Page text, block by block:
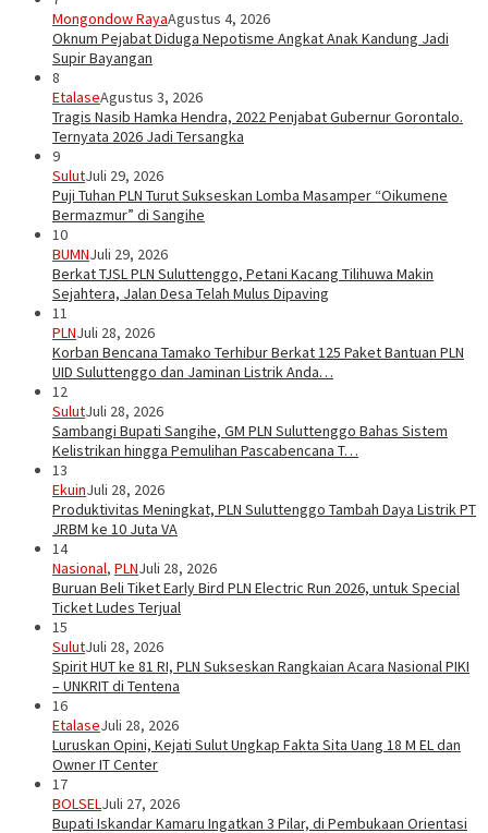
Mongondow RayaAgustus 4, 2026
Oknum Pejabat Diduga Nepotisme Angkat Anak Kandung Jadi
Supir Bayangan
8
EtalaseAgustus 3, 2026
Tragis Nasib Hamka Hendra, 2022 Penjabat Gubernur Gorontalo.
Ternyata 2026 Jadi Tersangka
9
SulutJuli 29, 2026
Puji Tuhan PLN Turut Sukseskan Lomba Masamper “Oikumene
Bermazmur” di Sangihe
10
BUMNJuli 29, 2026
Berkat TJSL PLN Suluttenggo, Petani Kacang Tilihuwa Makin
Sejahtera, Jalan Desa Telah Mulus Dipaving
11
PLNJuli 28, 2026
Korban Bencana Tamako Terhibur Berkat 125 Paket Bantuan PLN
UID Suluttenggo dan Jaminan Listrik Anda…
12
SulutJuli 28, 2026
Sambangi Bupati Sangihe, GM PLN Suluttenggo Bahas Sistem
Kelistrikan hingga Pemulihan Pascabencana T…
13
EkuinJuli 28, 2026
Produktivitas Meningkat, PLN Suluttenggo Tambah Daya Listrik PT
JRBM ke 10 Juta VA
14
Nasional, PLNJuli 28, 2026
Buruan Beli Tiket Early Bird PLN Electric Run 2026, untuk Special
Ticket Ludes Terjual
15
SulutJuli 28, 2026
Spirit HUT ke 81 RI, PLN Sukseskan Rangkaian Acara Nasional PIKI
– UNKRIT di Tentena
16
EtalaseJuli 28, 2026
Luruskan Opini, Kejati Sulut Ungkap Fakta Sita Uang 18 M EL dan
Owner IT Center
17
BOLSELJuli 27, 2026
Bupati Iskandar Kamaru Ingatkan 3 Pilar, di Pembukaan Orientasi